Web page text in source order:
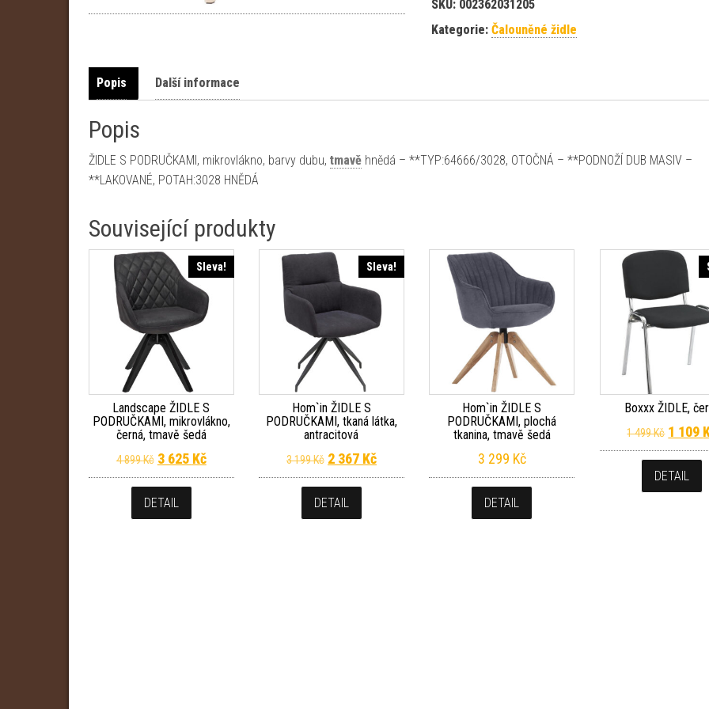
SKU: 002362031205
Kategorie: Čalouněné židle
Popis Další informace
Popis
ŽIDLE S PODRUČKAMI, mikrovlákno, barvy dubu, tmavě hnědá – **TYP:64666/3028, OTOČNÁ – **PODNOŽÍ DUB MASIV –
**LAKOVANÉ, POTAH:3028 HNĚDÁ
Související produkty
Sleva!
Landscape ŽIDLE S
PODRUČKAMI, mikrovlákno,
černá, tmavě šedá
4 899Kč Původní cena byla: 4 899 Kč.
3 625 KčAktuální cena je: 3 625 Kč.
DETAIL
Sleva!
Hom`in ŽIDLE S
PODRUČKAMI, tkaná látka,
antracitová
3 199Kč Původní cena byla: 3 199 Kč.
2 367 KčAktuální cena je: 2 367 Kč.
DETAIL
Hom`in ŽIDLE S
PODRUČKAMI, plochá
tkanina, tmavě šedá
3 299 Kč
DETAIL
Boxxx ŽIDLE,
1 499Kč 1 109
DETAIL